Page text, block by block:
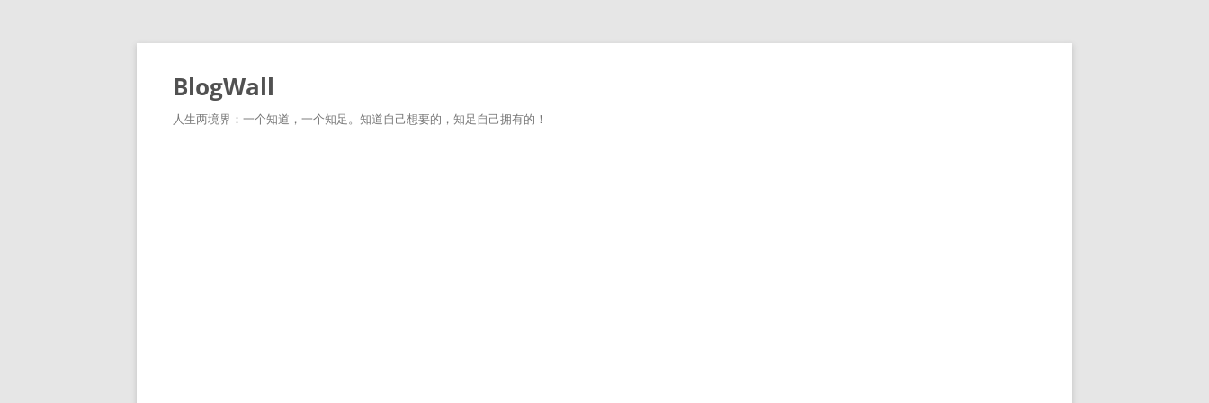
跳
正
文
BlogWall
人生两境界：一个知道，一个知足。知道自己想要的，知足自己拥有的！